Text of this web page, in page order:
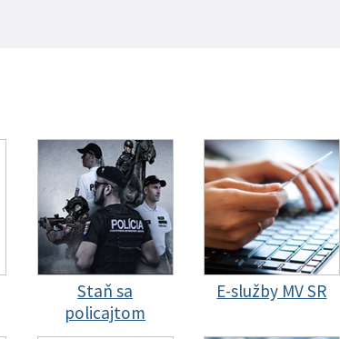
Staň sa
policajtom
E-služby MV SR